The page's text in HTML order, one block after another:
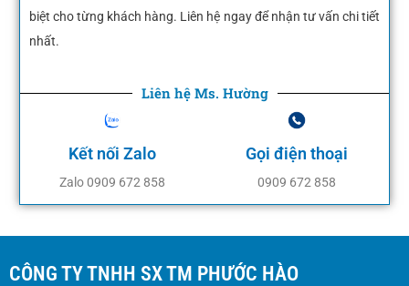
biệt cho từng khách hàng. Liên hệ ngay để nhận tư vấn chi tiết
nhất.
Liên hệ Ms. Hường
Kết nối Zalo
Zalo 0909 672 858
Gọi điện thoại
0909 672 858
CÔNG TY TNHH SX TM PHƯỚC HÀO